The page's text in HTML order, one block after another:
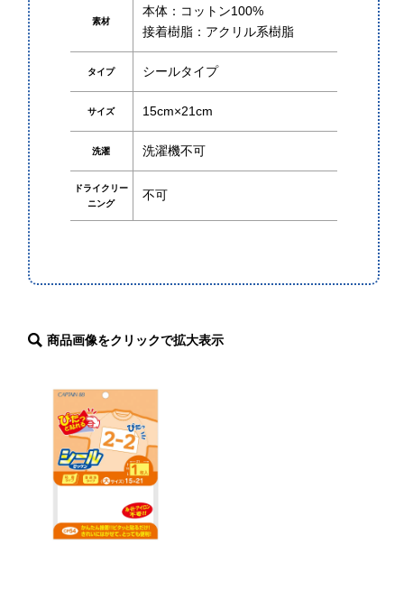
タイプ／サイズから探す
中巻（ロング巻）
補修の仕方
補修したいもの
補修したい素材
ABOUT
会社概要
特定商取引法に基づく表記
SHOPPING GUIDE
素材
本体：コットン100%
接着樹脂：アクリル系樹脂
タイプ シールタイプ
サイズ 15cm×21cm
洗濯 洗濯機不可
ドライクリー
ニング
不可
商品画像をクリックで拡大表示